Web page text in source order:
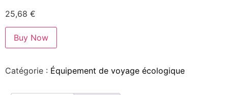
25,68 €
Buy Now
Catégorie : Équipement de voyage écologique